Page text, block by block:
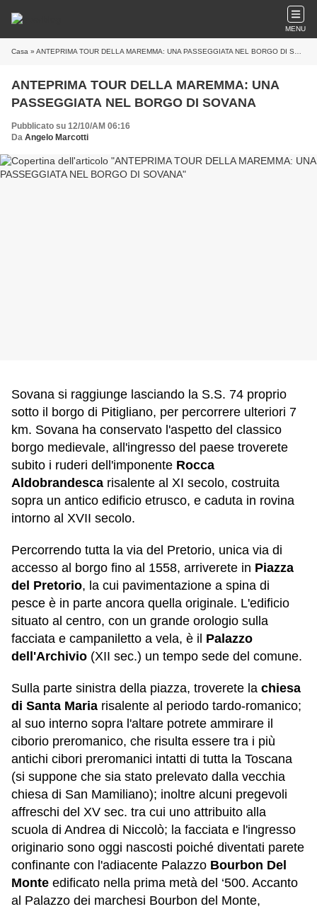
MENU
Casa » ANTEPRIMA TOUR DELLA MAREMMA: UNA PASSEGGIATA NEL BORGO DI SOVANA
ANTEPRIMA TOUR DELLA MAREMMA: UNA
PASSEGGIATA NEL BORGO DI SOVANA
Pubblicato su 12/10/AM 06:16
Da Angelo Marcotti
Sovana si raggiunge lasciando la S.S. 74 proprio
sotto il borgo di Pitigliano, per percorrere ulteriori 7
km. Sovana ha conservato l'aspetto del classico
borgo medievale, all'ingresso del paese troverete
subito i ruderi dell'imponente Rocca
Aldobrandesca risalente al XI secolo, costruita
sopra un antico edificio etrusco, e caduta in rovina
intorno al XVII secolo.
Percorrendo tutta la via del Pretorio, unica via di
accesso al borgo fino al 1558, arriverete in Piazza
del Pretorio, la cui pavimentazione a spina di
pesce è in parte ancora quella originale. L'edificio
situato al centro, con un grande orologio sulla
facciata e campaniletto a vela, è il Palazzo
dell'Archivio (XII sec.) un tempo sede del comune.
Sulla parte sinistra della piazza, troverete la chiesa
di Santa Maria risalente al periodo tardo-romanico;
al suo interno sopra l'altare potrete ammirare il
ciborio preromanico, che risulta essere tra i più
antichi cibori preromanici intatti di tutta la Toscana
(si suppone che sia stato prelevato dalla vecchia
chiesa di San Mamiliano); inoltre alcuni pregevoli
affreschi del XV sec. tra cui uno attribuito alla
scuola di Andrea di Niccolò; la facciata e l'ingresso
originario sono oggi nascosti poiché diventati parete
confinante con l'adiacente Palazzo Bourbon Del
Monte edificato nella prima metà del ‘500. Accanto
al Palazzo dei marchesi Bourbon del Monte,